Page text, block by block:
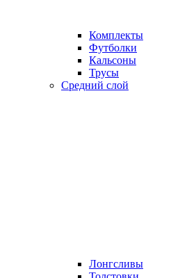
Комплекты
Футболки
Кальсоны
Трусы
Средний слой
Лонгсливы